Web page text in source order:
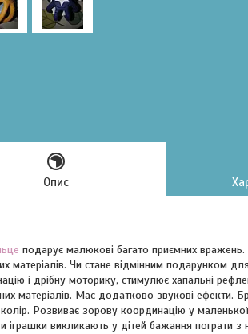
Опис
подарує малюкові багато приємних
матеріалів. Чи стане відмінним подарунком
і дрібну моторику, стимулює хапальні
матеріалів. Має додатково звукові ефекти.
Розвиває зорову координацію у
іграшки викликають у дітей бажання пограти з